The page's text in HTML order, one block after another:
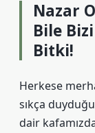
Nazar
Bile
Bitki!
Herkese
sıkça
dair